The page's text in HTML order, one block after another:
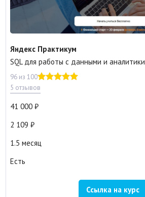
Яндекс Практикум
SQL для работы с данными и аналитики
96 из 100
5 отзывов
41 000
2 109
1.5 месяц
Есть
Ссылка на курс